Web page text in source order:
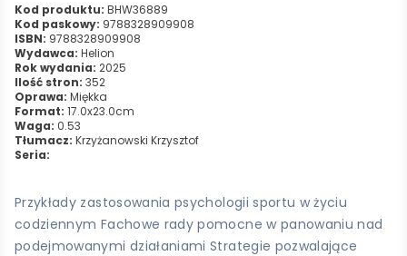
Kod produktu: BHW36889
Kod paskowy: 9788328909908
ISBN: 9788328909908
Wydawca: Helion
Rok wydania: 2025
Ilość stron: 352
Oprawa: Miękka
Format: 17.0x23.0cm
Waga: 0.53
Tłumacz: Krzyżanowski Krzysztof
Seria:
Przykłady zastosowania psychologii sportu w życiu
codziennym Fachowe rady pomocne w panowaniu nad
podejmowanymi działaniami Strategie pozwalające